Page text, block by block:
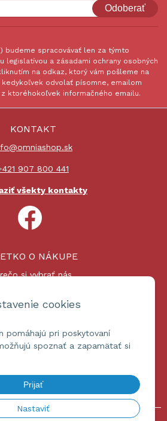
cookies
pomáhajú pri poskytovaní
spoznať a zapamätať si
Prijať
Nastaviť
Odoberať
budeme spracovávať len za týmto
legislatívou a zásadami ochrany osobných
na odkaz, ktorý vám pošleme na
odvolať písomne, emailom
ktoréhokoľvek informačného emailu.
KONTAKT
907 800 441
všekty kontakty
O NÁKUPE
si vybrať nás
Platby a doprava
INFORMÁCIE
podmienky
osobných údajov
tvorba eshopu cez UNIobchod,webhosting